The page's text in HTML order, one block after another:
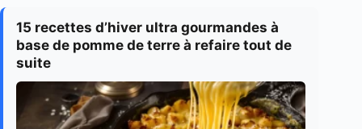
15 recettes d’hiver ultra gourmandes à
base de pomme de terre à refaire tout de
suite